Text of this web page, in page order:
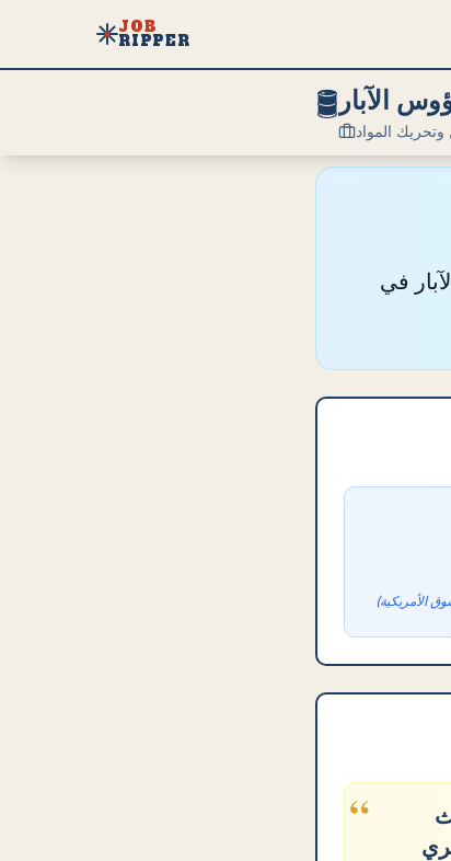
JOB
RIPPER
🛢️ الآبار
وتحريك المواد
في
الأمريكية)
“